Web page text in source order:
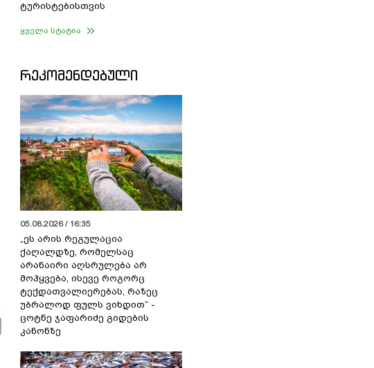
ტურისტებისთვის
ყველა სტატია
ᲠᲔᲙᲝᲛᲔᲜᲓᲔᲑᲣᲚᲘ
05.08.2026 / 16:35
„ეს არის რეგულაცია
ქაღალდზე, რომელსაც
არანაირი აღსრულება არ
მოჰყვება, ისევე როგორც
ტექდათვალიერებას, რაზეც
უბრალოდ ფულს ვიხდით“ -
ცოტნე ჯაფარიძე გიდების
კანონზე